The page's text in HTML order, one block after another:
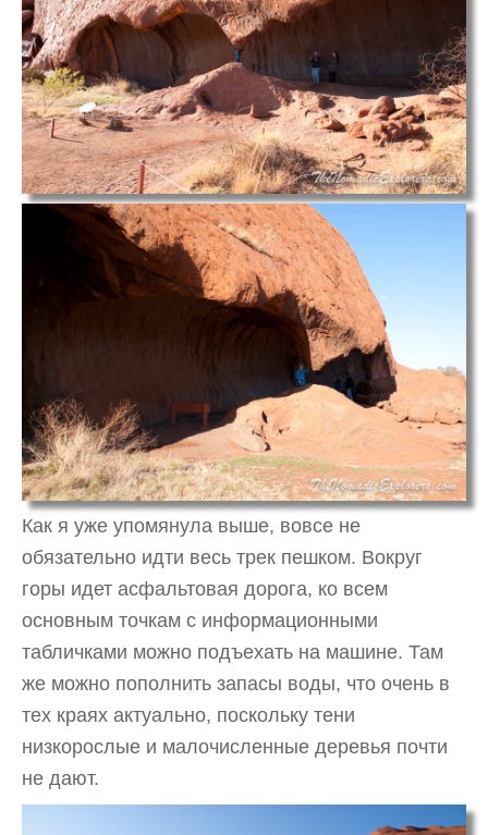
Как я уже упомянула выше, вовсе не
обязательно идти весь трек пешком. Вокруг
горы идет асфальтовая дорога, ко всем
основным точкам с информационными
табличками можно подъехать на машине. Там
же можно пополнить запасы воды, что очень в
тех краях актуально, поскольку тени
низкорослые и малочисленные деревья почти
не дают.